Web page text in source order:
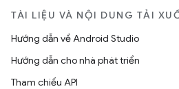
TÀI LIỆU VÀ NỘI DUNG TẢI
Hướng dẫn về Android Studio
Hướng dẫn cho nhà phát triển
Tham chiếu API